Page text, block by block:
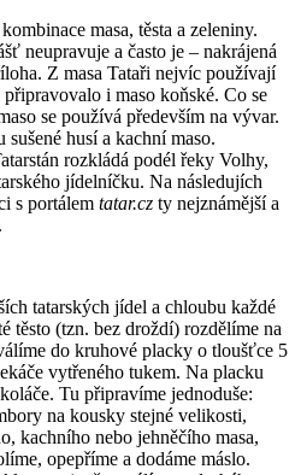
masa, těsta a zeleniny.
neupravuje a často je – nakrájená
Z masa Tataři nejvíc používají
i maso koňské. Co se
se používá především na vývar.
husí a kachní maso.
rozkládá podél řeky Volhy,
jídelníčku. Na následujích
s portálem tatar.cz ty nejznámější a
tatarských jídel a chloubu každé
těsto (tzn. bez droždí) rozdělíme na
do kruhové placky o tloušťce 5
vytřeného tukem. Na placku
Tu připravíme jednoduše:
na kousky stejné velikosti,
kachního nebo jehněčího masa,
opepříme a dodáme máslo.